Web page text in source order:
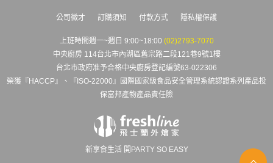
公司徵才 訂購須知 付款方式 隱私權保護
上班時間週一~週日 9:00~18:00 (02)2793-7070
中央廚房 114台北市內湖區舊宗路二段121巷9號1樓
台北市政府准予合格中央廚房登記編號63-022306
榮獲『HACCP』、『ISO-22000』國際國家級食品安全管理系統認證系列產品投
保富邦產物產品責任險
新享食生活 開PARTY SO EASY